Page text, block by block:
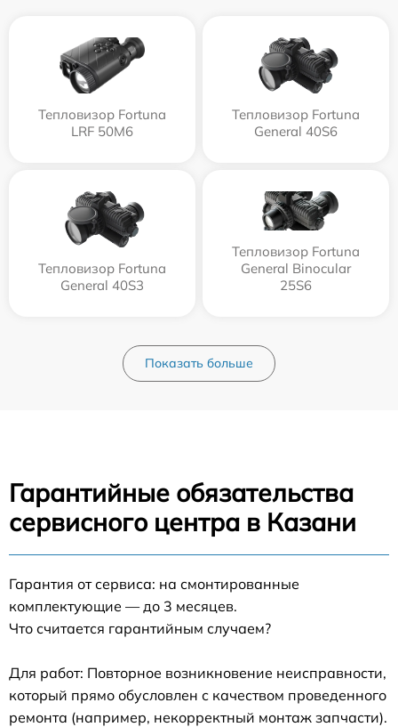
Тепловизор Fortuna
LRF 50M6
Тепловизор Fortuna
General 40S6
Тепловизор Fortuna
General 40S3
Тепловизор Fortuna
General Binocular
25S6
Показать больше
Гарантийные обязательства
сервисного центра в Казани
Гарантия от сервиса: на смонтированные
комплектующие — до 3 месяцев.
Что считается гарантийным случаем?
Для работ: Повторное возникновение неисправности,
который прямо обусловлен с качеством проведенного
ремонта (например, некорректный монтаж запчасти).